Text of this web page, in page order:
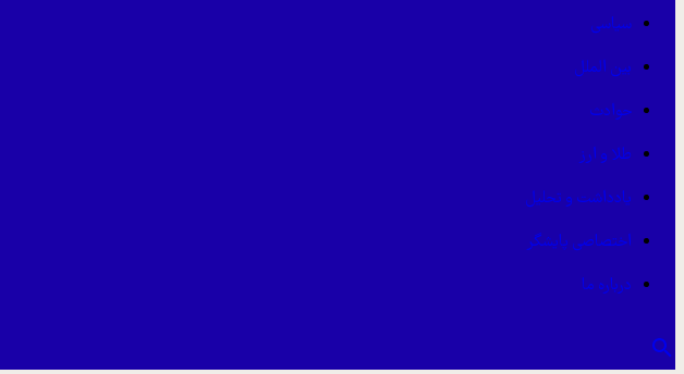
سیاسی
بین الملل
حوادث
طلا و ارز
یادداشت و تحلیل
اختصاصی پایشگر
درباره ما